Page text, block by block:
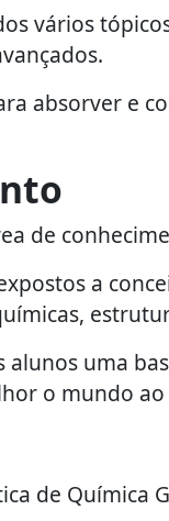
vários
absorver e
de
a
uma
o mundo ao
de Química